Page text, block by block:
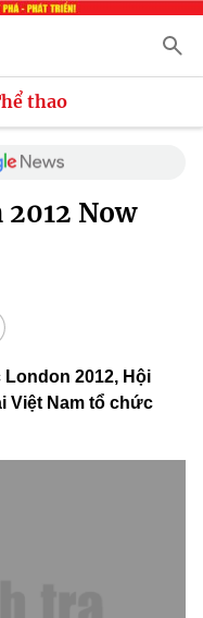
thao
Now
2012, Hội
Việt Nam tổ chức